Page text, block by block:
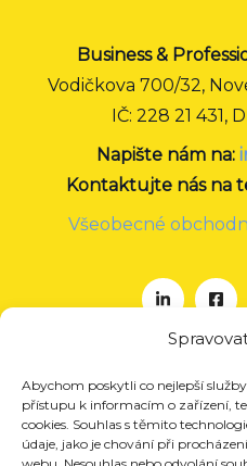
Abychom poskytli co nejlepší
přístupu k informacím o zařízení,
cookies. Souhlas s těmito
údaje, jako je chování při
Business &
Vodičkova 700/32,
IČ: 228 21 431,
Napište nám na:
Kontaktujte nás na
Všeobecné
O